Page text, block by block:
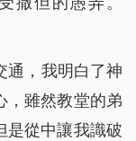
通，我明白了神
，雖然教堂的弟
是從中讓我識破